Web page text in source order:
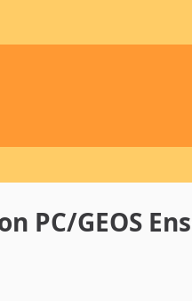
PC/GEOS